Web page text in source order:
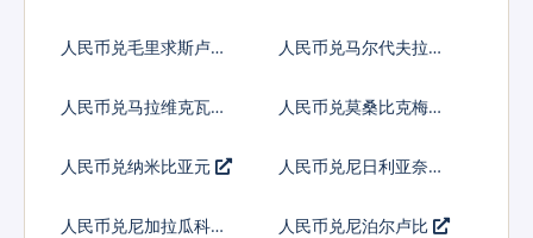
人民币兑毛里求斯卢比
人民币兑马尔代夫拉菲
人民币兑马拉维克瓦查
人民币兑莫桑比克梅蒂
人民币兑纳米比亚元 人民币兑尼日利亚奈拉
人民币兑尼加拉瓜科多
人民币兑尼泊尔卢比